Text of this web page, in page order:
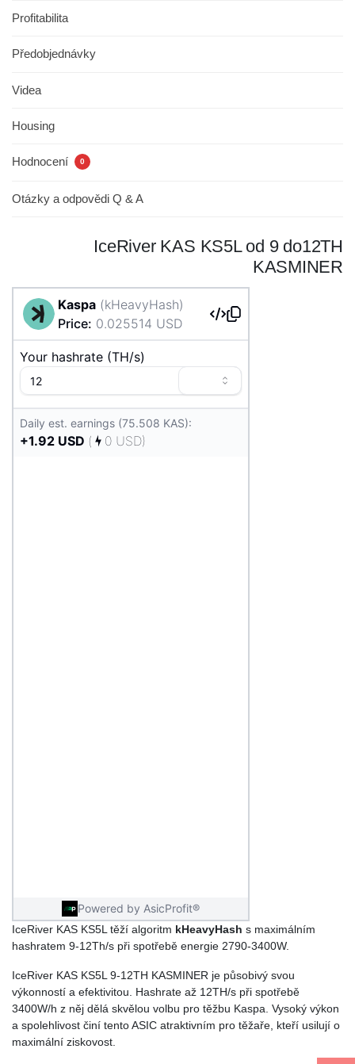
Profitabilita
Předobjednávky
Videa
Housing
Hodnocení 0
Otázky a odpovědi Q & A
IceRiver KAS KS5L od 9 do12TH
KASMINER
IceRiver KAS KS5L těží algoritm kHeavyHash s maximálním
hashratem 9-12Th/s při spotřebě energie 2790-3400W.
IceRiver KAS KS5L 9-12TH KASMINER je působivý svou
výkonností a efektivitou. Hashrate až 12TH/s při spotřebě
3400W/h z něj dělá skvělou volbu pro těžbu Kaspa. Vysoký výkon
a spolehlivost činí tento ASIC atraktivním pro těžaře, kteří usilují o
maximální ziskovost.